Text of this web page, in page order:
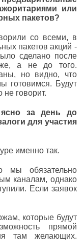
или
пакетов?
со всеми, в
пакетов акций -
сделано после
а не до того.
но видно, что
готовимся. Будут
не говорит.
за день до
для участия
именно так.
мы обязательно
каналам, однако
Если заявок
которые будут
прямой
там желающих.